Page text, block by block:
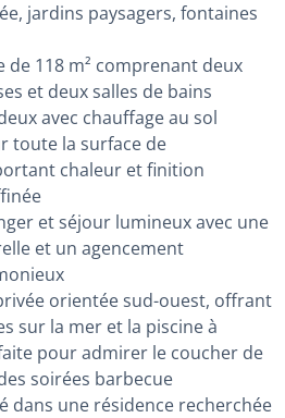
jardins paysagers, fontaines
de 118 m² comprenant deux
et deux salles de bains
avec chauffage au sol
toute la surface de
chaleur et finition
et séjour lumineux avec une
et un agencement
orientée sud-ouest, offrant
sur la mer et la piscine à
pour admirer le coucher de
soirées barbecue
dans une résidence recherchée